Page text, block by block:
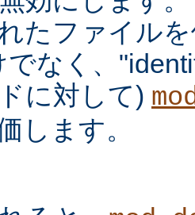
たファイル
でなく、
に対して)
します。